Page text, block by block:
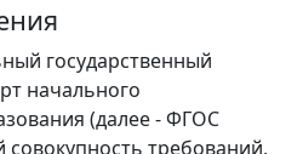
государственный
начального
(далее - ФГОС
требований,